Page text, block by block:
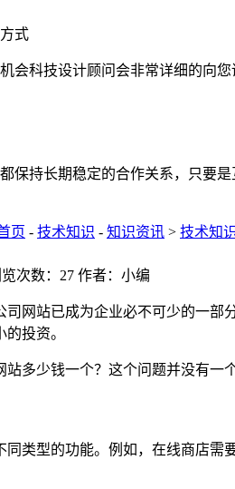
式
会科技设计顾问会非常详细的向
保持长期稳定的合作关系，只要
页 - 技术知识 - 知识资讯 > 技术知
览次数：27 作者：小编
司网站已成为企业必不可少的一
投资。
站多少钱一个？这个问题并没有
同类型的功能。例如，在线商店